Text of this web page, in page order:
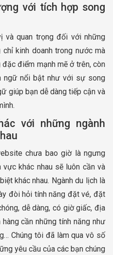
với tích hợp song
và quan trọng đối với những
chỉ kinh doanh trong nước mà
điểm mạnh mẽ ở trên, còn
ngữ nổi bật như với sự song
giúp bạn dễ dàng tiếp cận và
với những ngành
chưa bao giờ là ngưng
khác nhau sẽ luôn cần và
khác nhau. Ngành du lịch là
đòi hỏi tính năng đặt vé, đặt
dễ dàng, có giờ giấc, địa
cần những tính năng như
Chúng tôi đã làm qua vô số
yêu cầu của các bạn chúng